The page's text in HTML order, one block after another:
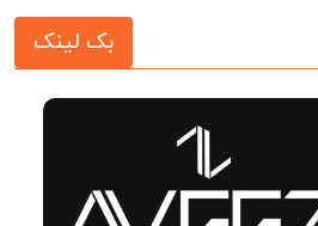
بک لینک